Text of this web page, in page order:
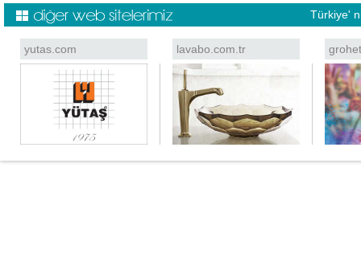
Türkiye'
yutas.com lavabo.com.tr